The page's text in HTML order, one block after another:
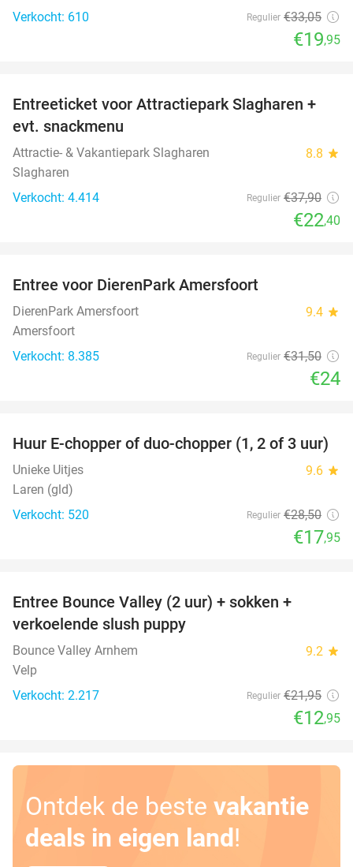
Verkocht: 610
Regulier €33,05
€19,95
41%
Entreeticket voor Attractiepark Slagharen +
evt. snackmenu
Attractie- & Vakantiepark Slagharen 8.8 star
Slagharen
Verkocht: 4.414
Regulier €37,90
€22,40
Entree voor DierenPark Amersfoort
DierenPark Amersfoort 9.4 star
Amersfoort
Verkocht: 8.385
Regulier €31,50
€24
37%
Huur E-chopper of duo-chopper (1, 2 of 3 uur)
Unieke Uitjes 9.6 star
Laren (gld)
Verkocht: 520
Regulier €28,50
€17,95
Entree Bounce Valley (2 uur) + sokken +
verkoelende slush puppy
Bounce Valley Arnhem 9.2 star
Velp
Verkocht: 2.217
Regulier €21,95
€12,95
Ontdek de beste vakantie
deals in eigen land!